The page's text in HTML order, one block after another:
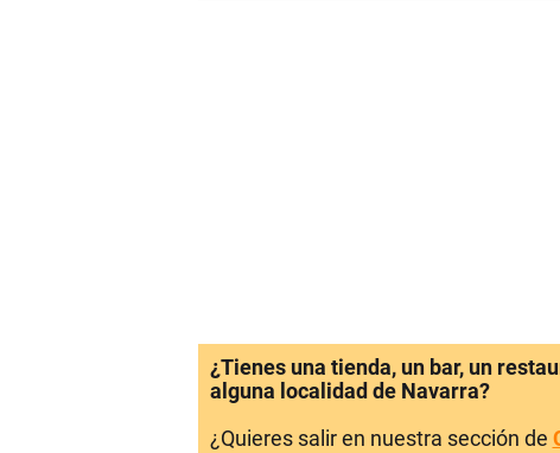
¿Tienes una tienda, un bar, un
alguna localidad de Navarra?
¿Quieres salir en nuestra sección de